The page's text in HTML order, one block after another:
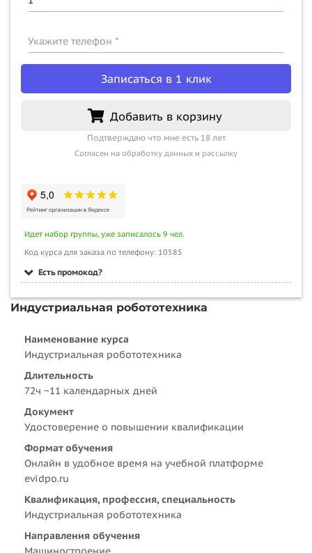
Укажите телефон *
Записаться в 1 клик
Добавить в корзину
Подтверждаю что мне есть 18 лет
Согласен на обработку данных и рассылку
Идет набор группы, уже записалось 9 чел.
Код курса для заказа по телефону: 10585
Есть промокод?
Индустриальная робототехника
Наименование курса
Индустриальная робототехника
Длительность
72ч ~11 календарных дней
Документ
Удостоверение о повышении квалификации
Формат обучения
Онлайн в удобное время на учебной платформе
evidpo.ru
Квалификация, профессия, специальность
Индустриальная робототехника
Направления обучения